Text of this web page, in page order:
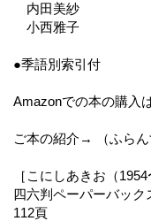
内田美紗
小西雅子
●季語別索引付
Amazonでの本の購入
ご本の紹介→ （ふらん
［こにしあきお（
四六判ペーパーバック
112頁